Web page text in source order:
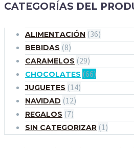
CATEGORÍAS DEL
ALIMENTACIÓN (36)
BEBIDAS (8)
CARAMELOS (29)
CHOCOLATES (66)
JUGUETES (14)
NAVIDAD (12)
REGALOS (7)
SIN CATEGORIZAR (1)